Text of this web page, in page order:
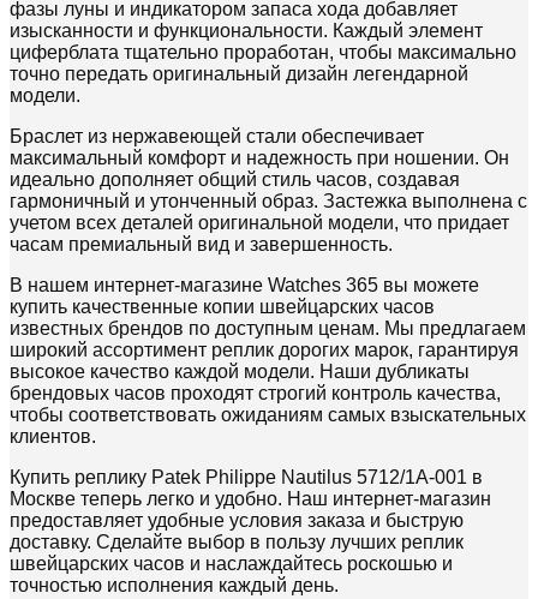
фазы луны и индикатором запаса хода добавляет
изысканности и функциональности. Каждый элемент
циферблата тщательно проработан, чтобы максимально
точно передать оригинальный дизайн легендарной
модели.
Браслет из нержавеющей стали обеспечивает
максимальный комфорт и надежность при ношении. Он
идеально дополняет общий стиль часов, создавая
гармоничный и утонченный образ. Застежка выполнена с
учетом всех деталей оригинальной модели, что придает
часам премиальный вид и завершенность.
В нашем интернет-магазине Watches 365 вы можете
купить качественные копии швейцарских часов
известных брендов по доступным ценам. Мы предлагаем
широкий ассортимент реплик дорогих марок, гарантируя
высокое качество каждой модели. Наши дубликаты
брендовых часов проходят строгий контроль качества,
чтобы соответствовать ожиданиям самых взыскательных
клиентов.
Купить реплику Patek Philippe Nautilus 5712/1A-001 в
Москве теперь легко и удобно. Наш интернет-магазин
предоставляет удобные условия заказа и быструю
доставку. Сделайте выбор в пользу лучших реплик
швейцарских часов и наслаждайтесь роскошью и
точностью исполнения каждый день.